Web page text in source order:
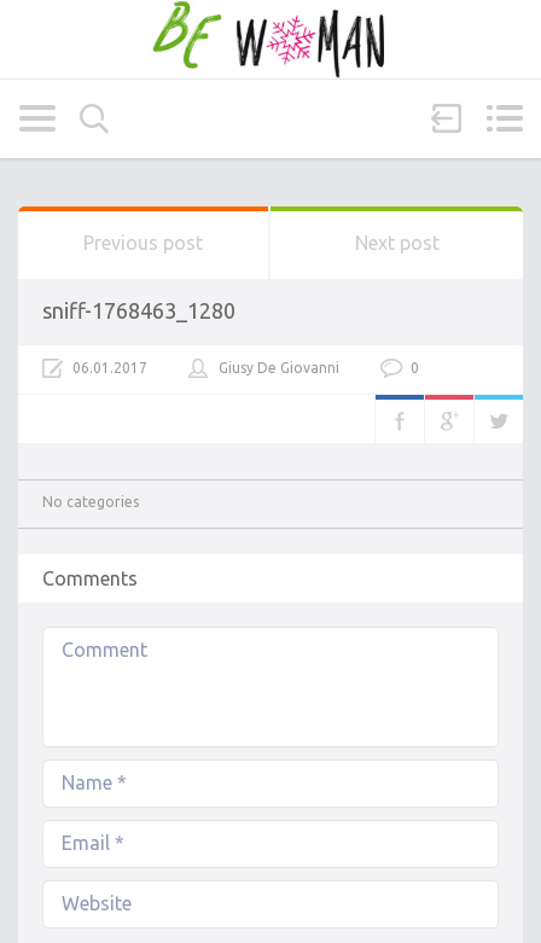
Previous post Next post
sniff-1768463_1280
06.01.2017 Giusy De Giovanni 0
No categories
Comments